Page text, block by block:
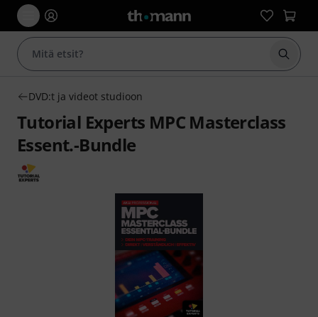
Aloita
DVD:t ja videot studioon
Tutorial Experts MPC Masterclass
Essent.-Bundle